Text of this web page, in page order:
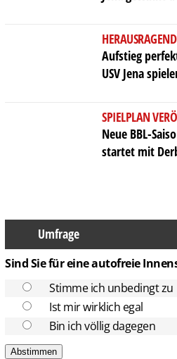
Aufstieg
USV Jena
SPIELPLAN
Neue BBL-
startet mit
Umfrage
Sind Sie für eine autofreie
Stimme ich unbedingt zu
Ist mir wirklich egal
Bin ich völlig dagegen